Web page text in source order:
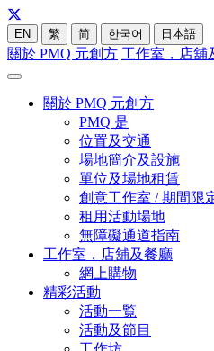
EN 繁 简 한국어 日本語
關於 PMQ 元創方 工作室，店舖
關於 PMQ 元創方
PMQ 是
位置及交通
場地簡介及設施
單位及場地租賃
創意工作室 / 期間限
租用活動場地
無障礙通道指南
工作室，店舖及餐廳
網上購物
精彩活動
活動一覧
活動及節目